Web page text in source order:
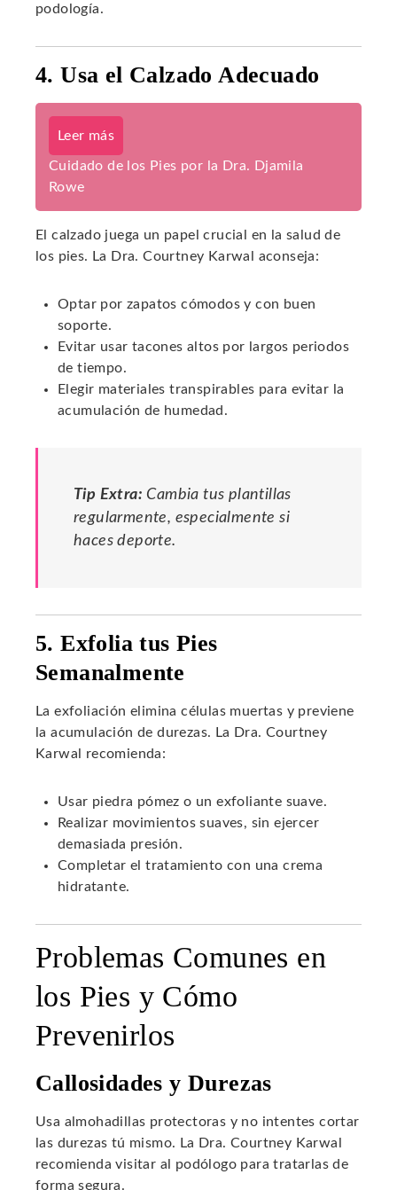
podología.
4. Usa el Calzado Adecuado
Leer más
Cuidado de los Pies por la Dra. Djamila
Rowe
El calzado juega un papel crucial en la salud de
los pies. La Dra. Courtney Karwal aconseja:
Optar por zapatos cómodos y con buen
soporte.
Evitar usar tacones altos por largos periodos
de tiempo.
Elegir materiales transpirables para evitar la
acumulación de humedad.
Tip Extra: Cambia tus plantillas
regularmente, especialmente si
haces deporte.
5. Exfolia tus Pies
Semanalmente
La exfoliación elimina células muertas y previene
la acumulación de durezas. La Dra. Courtney
Karwal recomienda:
Usar piedra pómez o un exfoliante suave.
Realizar movimientos suaves, sin ejercer
demasiada presión.
Completar el tratamiento con una crema
hidratante.
Problemas Comunes en
los Pies y Cómo
Prevenirlos
Callosidades y Durezas
Usa almohadillas protectoras y no intentes cortar
las durezas tú mismo. La Dra. Courtney Karwal
recomienda visitar al podólogo para tratarlas de
forma segura.